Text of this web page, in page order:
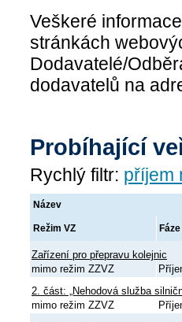
Veškeré
stránkách
Dodavatelé/
dodavatelů na
Probíhající
Rychlý filtr: příjem
Název
Režim VZ
Zařízení pro přepravu kolejnic
mimo režim ZZVZ
2. část: „Nehodová služba
mimo režim ZZVZ